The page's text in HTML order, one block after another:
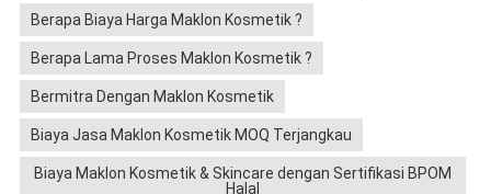
Berapa Biaya Harga Maklon Kosmetik ?
Berapa Lama Proses Maklon Kosmetik ?
Bermitra Dengan Maklon Kosmetik
Biaya Jasa Maklon Kosmetik MOQ Terjangkau
Biaya Maklon Kosmetik & Skincare dengan Sertifikasi BPOM
Halal